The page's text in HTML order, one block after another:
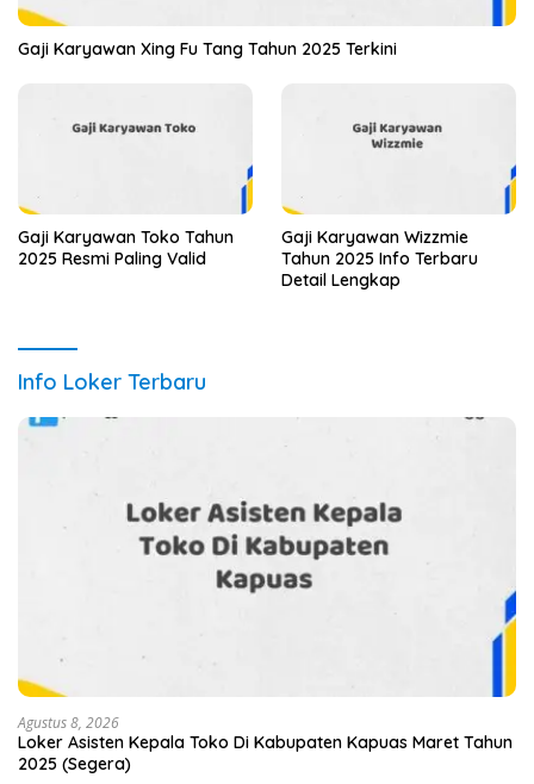
Gaji Karyawan Xing Fu Tang Tahun 2025 Terkini
Gaji Karyawan Toko Tahun
2025 Resmi Paling Valid
Gaji Karyawan Wizzmie
Tahun 2025 Info Terbaru
Detail Lengkap
Info Loker Terbaru
Agustus 8, 2026
Loker Asisten Kepala Toko Di Kabupaten Kapuas Maret Tahun
2025 (Segera)